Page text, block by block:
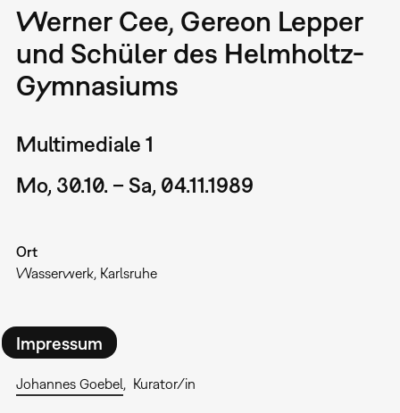
Werner Cee, Gereon Lepper
und Schüler des Helmholtz-
Gymnasiums
Multimediale 1
Mo, 30.10. – Sa, 04.11.1989
Ort
Wasserwerk, Karlsruhe
Impressum
Johannes Goebel Kurator/in